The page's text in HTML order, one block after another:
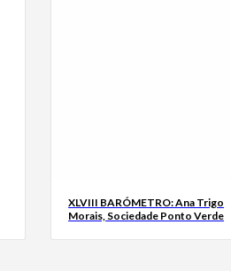
XLVIII BARÓMETRO: Ana Trigo
Morais, Sociedade Ponto Verde